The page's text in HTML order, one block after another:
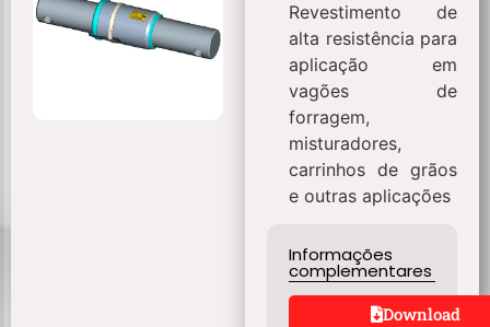
Revestimento de
alta resistência para
aplicação em
vagões de
forragem,
misturadores,
carrinhos de grãos
e outras aplicações
Informações
complementares
Download